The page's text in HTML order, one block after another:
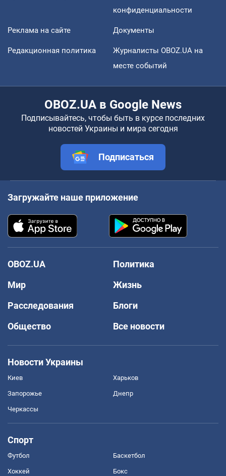
конфиденциальности
Реклама на сайте Документы
Редакционная политика
Журналисты OBOZ.UA на
месте событий
OBOZ.UA в Google News
Подписывайтесь, чтобы быть в курсе последних
новостей Украины и мира сегодня
Подписаться
Загружайте наше приложение
OBOZ.UA
Политика
Мир
Жизнь
Расследования
Блоги
Общество
Все новости
Новости Украины
Киев Харьков
Запорожье Днепр
Черкассы
Спорт
Футбол Баскетбол
Хоккей Бокс